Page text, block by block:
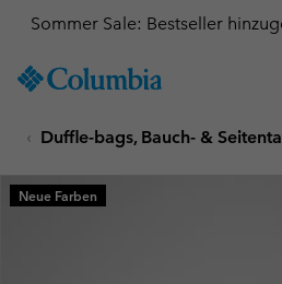
TO
SKIP
MAIN
NAV
Sommer Sale: Bestseller
Duffle-bags, Bauch- &
Neue Farben